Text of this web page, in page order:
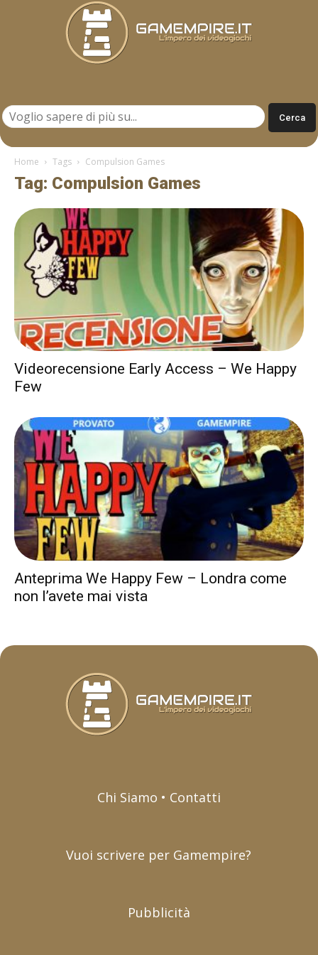
Home Tags Compulsion Games
Tag: Compulsion Games
Videorecensione Early Access – We Happy
Few
Anteprima We Happy Few – Londra come
non l’avete mai vista
Chi Siamo • Contatti
Vuoi scrivere per Gamempire?
Pubblicità